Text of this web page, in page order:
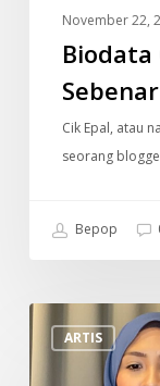
November 22,
Biodata
Cik Epal, atau
seorang
Bepop
ARTIS
“Saya
Terpaksa
Berniaga